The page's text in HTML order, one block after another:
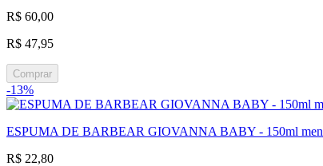
R$ 60,00
R$ 47,95
Comprar
-13%
ESPUMA DE BARBEAR GIOVANNA BABY - 150ml men
R$ 22,80